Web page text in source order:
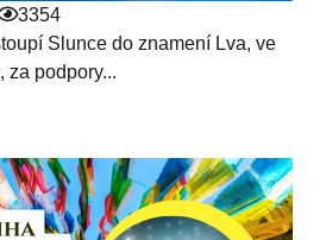
3354
Slunce do znamení Lva, ve
za podpory...